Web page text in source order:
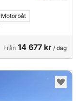
Motorbåt
Från 14 677 kr / dag